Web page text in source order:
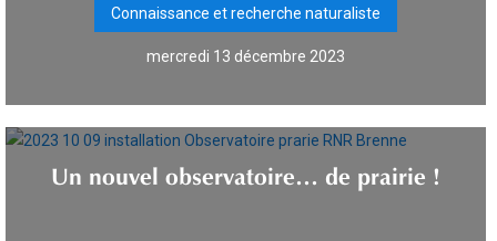
Connaissance et recherche naturaliste
mercredi 13 décembre 2023
Un nouvel observatoire… de prairie !